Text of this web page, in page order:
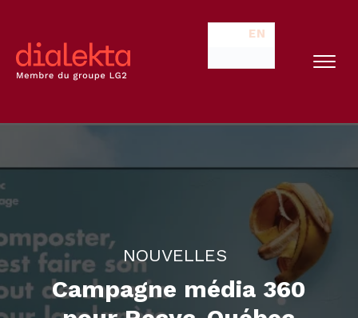
EN
NOUVELLES
Campagne média 360